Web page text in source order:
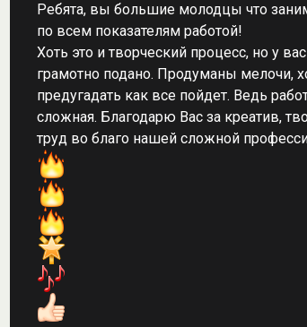
Ребята, вы большие молодцы что
по всем показателям работой!
Хоть это и творческий процесс, но у
грамотно подано. Продуманы мелочи,
предугадать как все пойдет. Ведь
сложная. Благодарю Вас за креатив,
труд во благо нашей сложной